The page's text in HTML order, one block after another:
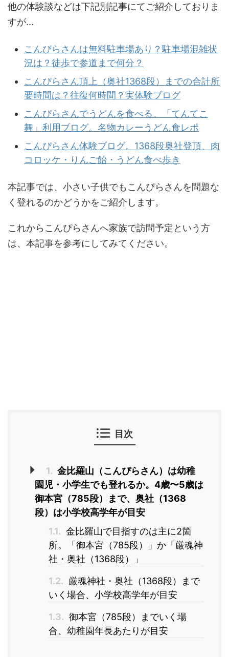
他の体験談などは下記別記事にてご紹介しておりま
すが...
こんぴらさんは無料駐車場あり？駐車場混雑状
況は？徒歩で参道まで何分？
こんぴらさん頂上（奥社1368段）までの合計所
要時間は？往復何時間？実体験ブログ
こんぴらさんでうどんを食べる。「てんてこ
舞」利用ブログ。名物カレーうどん食レポ
こんぴらさん体験ブログ。1368段奥社登頂、肉
コロッケ・りんご飴・うどん食べ歩き
本記事では、小さい子供でもこんぴらさんを問題な
く登れるのかどうかをご紹介します。
これからこんぴらさんへ家族で訪問予定という方
は、本記事を参考にしてみてください。
目次
1. 金比羅山（こんぴらさん）は幼稚
園児・小学生でも登れるか。4歳〜5歳は
御本宮（785段）まで、奥社（1368
段）は小学校高学年が目安
1.1. 金比羅山で目指すのは主に2箇
所。「御本宮（785段）」か「厳魂神
社・奥社（1368段）」
1.2. 厳魂神社・奥社（1368段）まで
いく場合、小学校高学年が目安
1.3. 御本宮（785段）までいく場
合、幼稚園年長あたりが目安